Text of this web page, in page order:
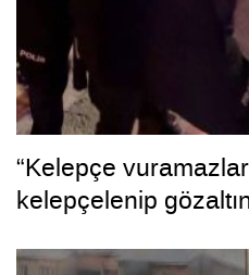
“Kelepçe
kelepçelenip